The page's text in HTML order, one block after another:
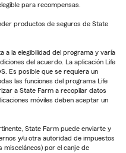
para recompensas.
productos de seguros de State
a la elegibilidad del programa y varía
del acuerdo. La aplicación Life
Es posible que se requiera un
las funciones del programa Life
a State Farm a recopilar datos
móviles deben aceptar un
State Farm puede enviarte y
y/u otra autoridad de impuestos
misceláneos) por el canje de